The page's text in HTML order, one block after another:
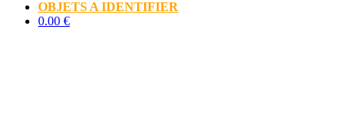
OBJETS A IDENTIFIER
0.00 €